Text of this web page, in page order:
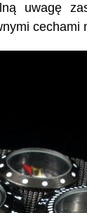
uwagę
cechami